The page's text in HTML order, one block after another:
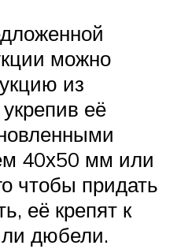
можно
из
её
40х50 мм или
чтобы придать
её крепят к
дюбели.